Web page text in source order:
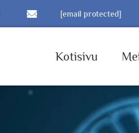
[email protected]
Kotisivu